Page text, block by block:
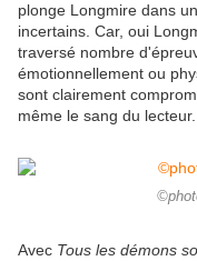
plonge Longmire dans
incertains. Car, oui
traversé nombre
émotionnellement ou
sont clairement
même le sang du lecteur.
Avec Tous les démons